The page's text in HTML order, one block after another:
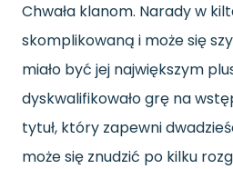
Chwała klanom. Narady w
skomplikowaną i może się
miało być jej największym
dyskwalifikowało grę na
tytuł, który zapewni
może się znudzić po kilku